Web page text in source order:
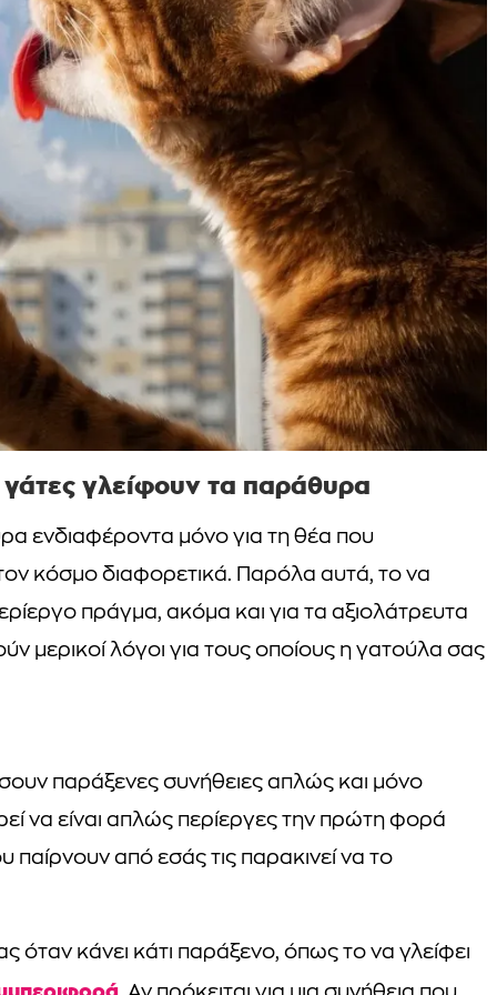
γάτες γλείφουν τα παράθυρα
ενδιαφέροντα μόνο για τη θέα που
κόσμο διαφορετικά. Παρόλα αυτά, το να
πράγμα, ακόμα και για τα αξιολάτρευτα
μερικοί λόγοι για τους οποίους η γατούλα σας
παράξενες συνήθειες απλώς και μόνο
να είναι απλώς περίεργες την πρώτη φορά
από εσάς τις παρακινεί να το
όταν κάνει κάτι παράξενο, όπως το να γλείφει